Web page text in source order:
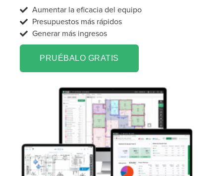
Aumentar la eficacia del equipo
Presupuestos más rápidos
Generar más ingresos
PRUÉBALO GRATIS